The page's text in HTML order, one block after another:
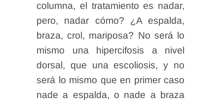
columna, el tratamiento es nadar,
pero, nadar cómo? ¿A espalda,
braza, crol, mariposa? No será lo
mismo una hipercifosis a nivel
dorsal, que una escoliosis, y no
será lo mismo que en primer caso
nade a espalda, o nade a braza